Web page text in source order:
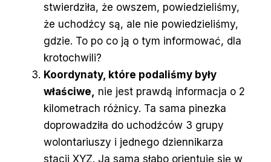
stwierdziła, że owszem, powiedzieliśmy,
że uchodźcy są, ale nie powiedzieliśmy,
gdzie. To po co ją o tym informować, dla
krotochwili?
Koordynaty, które podaliśmy były
właściwe,
nie jest prawdą informacja o 2
kilometrach różnicy. Ta sama pinezka
doprowadziła do uchodźców 3 grupy
wolontariuszy i jednego dziennikarza
stacji XYZ. Ja sama słabo orientuję się w